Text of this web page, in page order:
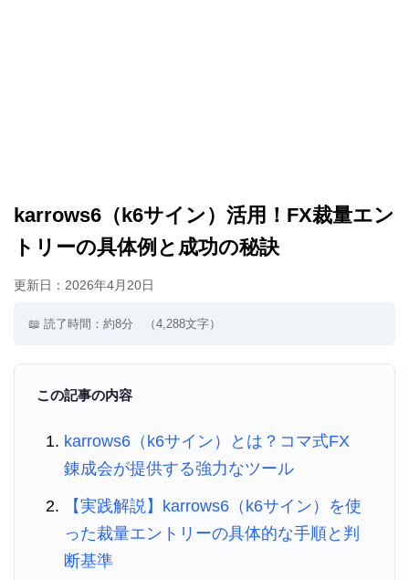
karrows6（k6サイン）活用！FX裁量エン
トリーの具体例と成功の秘訣
更新日： 2026年4月20日
📖 読了時間：約8分 （4,288文字）
この記事の内容
karrows6（k6サイン）とは？コマ式FX
錬成会が提供する強力なツール
【実践解説】karrows6（k6サイン）を使
った裁量エントリーの具体的な手順と判
断基準